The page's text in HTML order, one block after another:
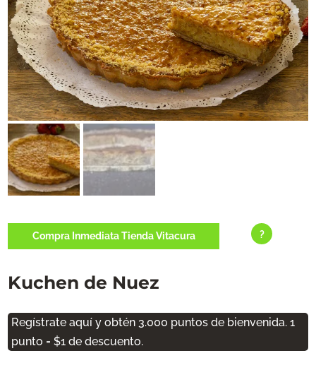
Compra Inmediata Tienda Vitacura ?
Kuchen de Nuez
Regístrate aquí y obtén 3.000 puntos de bienvenida. 1
punto = $1 de descuento.